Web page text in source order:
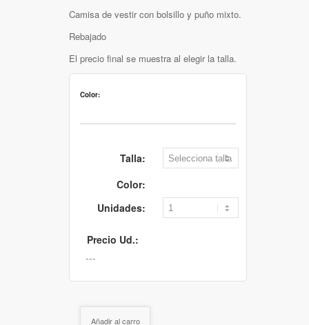
Camisa de vestir con bolsillo y puño mixto.
Rebajado
El precio final se muestra al elegir la talla.
Color:
Talla:
Color:
Unidades:
Precio Ud.:
Añadir al carro